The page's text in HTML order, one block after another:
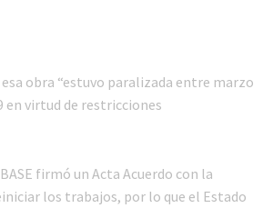
obra “estuvo paralizada entre marzo
en virtud de restricciones
firmó un Acta Acuerdo con la
los trabajos, por lo que el Estado